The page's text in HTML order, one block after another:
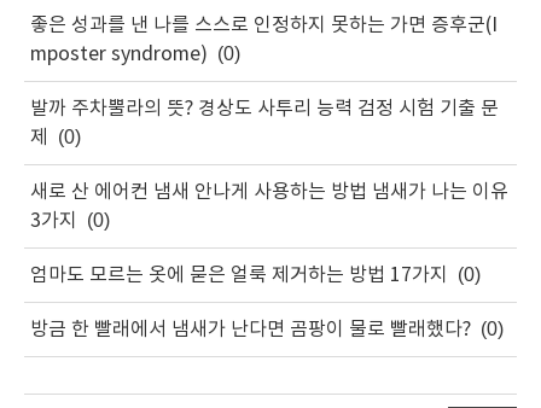
좋은 성과를 낸 나를 스스로 인정하지 못하는 가면 증후군(I
mposter syndrome) (0)
발까 주차뿔라의 뜻? 경상도 사투리 능력 검정 시험 기출 문
제
(0)
새로 산 에어컨 냄새 안나게 사용하는 방법 냄새가 나는 이유
3가지
(0)
엄마도 모르는 옷에 묻은 얼룩 제거하는 방법 17가지 (0)
방금 한 빨래에서 냄새가 난다면 곰팡이 물로 빨래했다? (0)